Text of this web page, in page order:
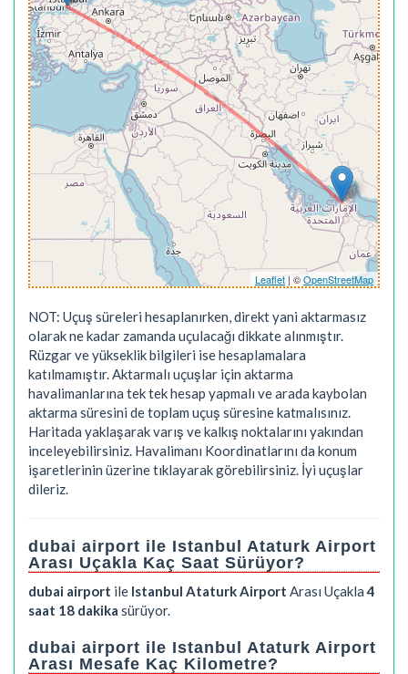
Leaflet | ©OpenStreetMap
NOT: Uçuş süreleri hesaplanırken, direkt yani aktarmasız
olarak ne kadar zamanda uçulacağı dikkate alınmıştır.
Rüzgar ve yükseklik bilgileri ise hesaplamalara
katılmamıştır. Aktarmalı uçuşlar için aktarma
havalimanlarına tek tek hesap yapmalı ve arada kaybolan
aktarma süresini de toplam uçuş süresine katmalısınız.
Haritada yaklaşarak varış ve kalkış noktalarını yakından
inceleyebilirsiniz. Havalimanı Koordinatlarını da konum
işaretlerinin üzerine tıklayarak görebilirsiniz. İyi uçuşlar
dileriz.
dubai airport ile Istanbul Ataturk Airport
Arası Uçakla Kaç Saat Sürüyor?
dubai airport ile Istanbul Ataturk Airport Arası Uçakla4
saat 18 dakika sürüyor.
dubai airport ile Istanbul Ataturk Airport
Arası Mesafe Kaç Kilometre?